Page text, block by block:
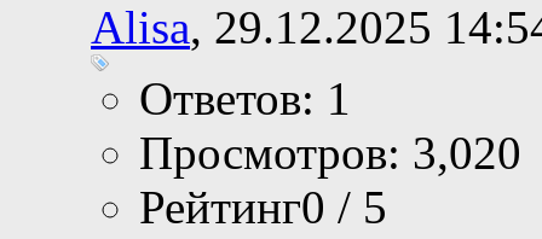
Alisa, 29.12.2025
Ответов: 1
Просмотров: 3,020
Рейтинг0 / 5